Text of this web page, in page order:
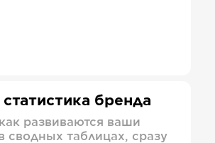
бренда
развиваются ваши
сводных таблицах, сразу